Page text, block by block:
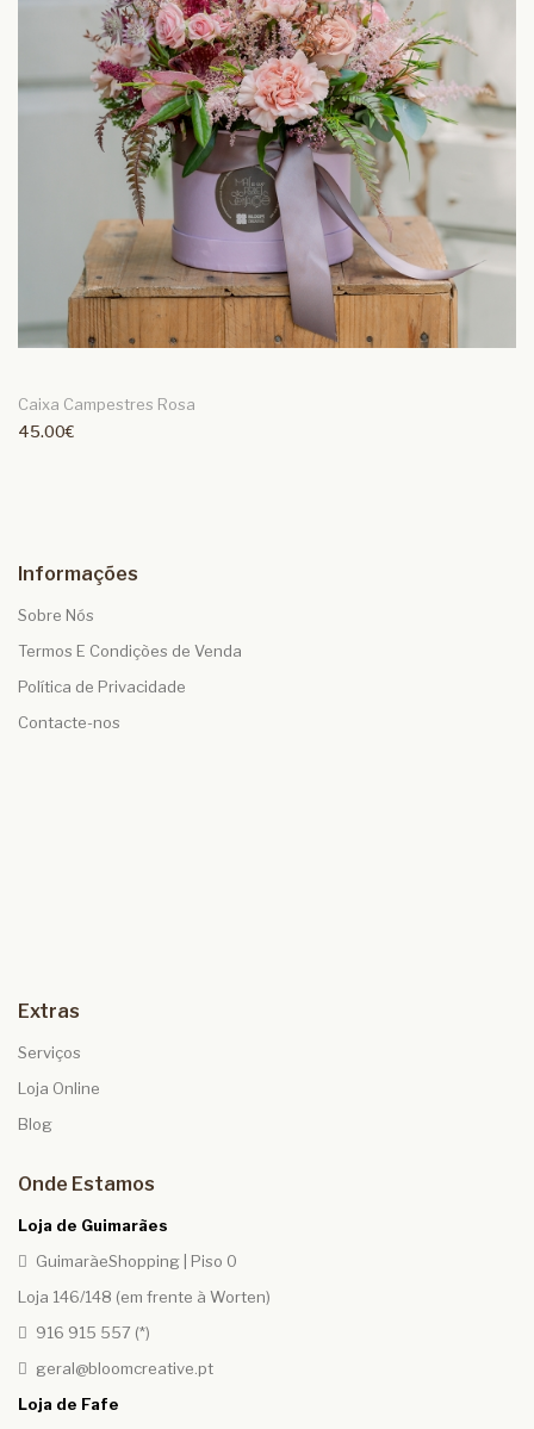
Caixa Campestres Rosa
45.00€
Informações
Sobre Nós
Termos E Condições de Venda
Política de Privacidade
Contacte-nos
Extras
Serviços
Loja Online
Blog
Onde Estamos
Loja de Guimarães
GuimarãeShopping | Piso 0
Loja 146/148 (em frente à Worten)
916 915 557 (*)
geral@bloomcreative.pt
Loja de Fafe